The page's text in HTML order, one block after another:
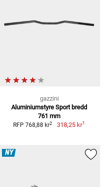
gazzini
Aluminiumstyre Sport bredd
761 mm
RFP 768,88 kr2 318,25 kr1
NY